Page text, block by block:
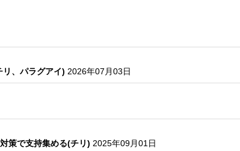
、パラグアイ) 2026年07月03日
策で支持集める(チリ) 2025年09月01日